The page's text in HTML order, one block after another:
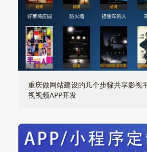
重庆做网站建设的几个步骤共享影视
视视频APP开发